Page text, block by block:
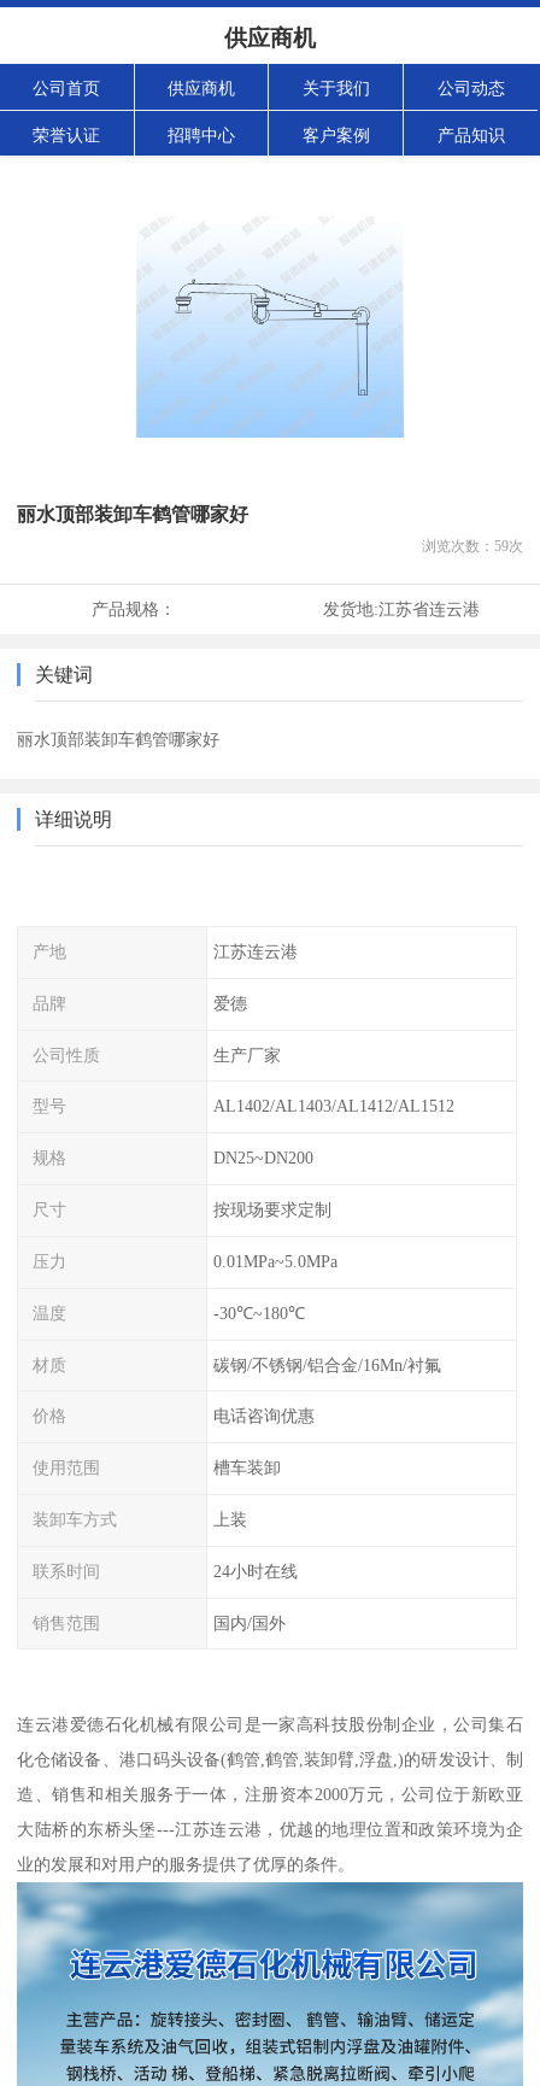
供应商机
公司首页 供应商机 关于我们 公司动态
荣誉认证 招聘中心 客户案例 产品知识
丽水顶部装卸车鹤管哪家好
浏览次数： 59次
产品规格： 发货地:江苏省连云港
关键词
丽水顶部装卸车鹤管哪家好
详细说明
产地 江苏连云港
品牌 爱德
公司性质 生产厂家
型号 AL1402/AL1403/AL1412/AL1512
规格 DN25~DN200
尺寸 按现场要求定制
压力 0.01MPa~5.0MPa
温度 -30℃~180℃
材质 碳钢/不锈钢/铝合金/16Mn/衬氟
价格 电话咨询优惠
使用范围 槽车装卸
装卸车方式 上装
联系时间 24小时在线
销售范围 国内/国外
连云港爱德石化机械有限公司是一家高科技股份制企业，公司集石
化仓储设备、港口码头设备(鹤管,鹤管,装卸臂,浮盘,)的研发设计、制
造、销售和相关服务于一体，注册资本2000万元，公司位于新欧亚
大陆桥的东桥头堡---江苏连云港，优越的地理位置和政策环境为企
业的发展和对用户的服务提供了优厚的条件。